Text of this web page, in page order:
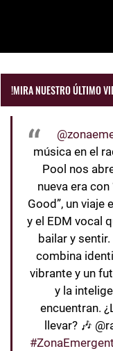
!MIRA NUESTRO ÚLTIMO
música en el
Pool nos
nueva era con
Good”, un viaje
y el EDM vocal
bailar y
combina
vibrante y un
y la
encuentran.
llevar? 🎶